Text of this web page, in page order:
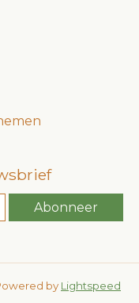
Abonneer
by Lightspeed